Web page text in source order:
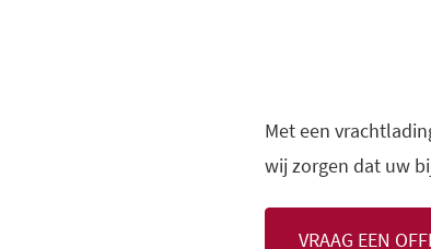
Met een
wij zorgen dat uw
VRAAG EEN